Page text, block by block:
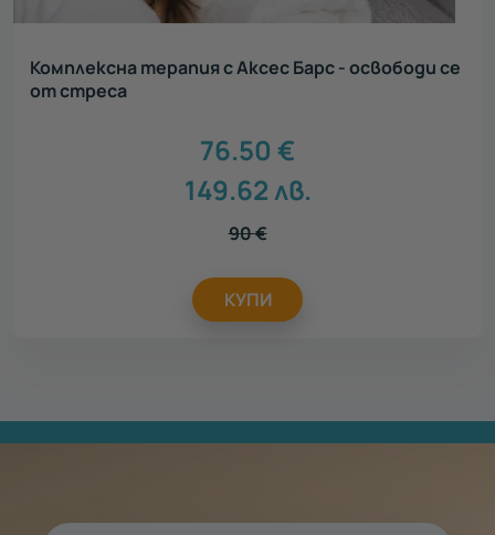
Комплексна терапия с Аксес Барс - освободи се
от стреса
76.50 €
149.62лв.
90€
КУПИ